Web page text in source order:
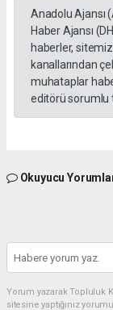
Anadolu Ajansı
Haber Ajansı
haberler,
kanallarından
muhataplar
editörü sorumlu
Okuyucu
Yorum yazarak Topluluk
sitesine yaptığınız